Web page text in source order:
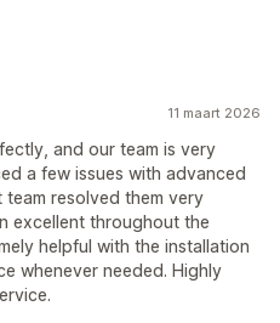
11 maart 2026
and our team is very
a few issues with advanced
resolved them very
excellent throughout the
helpful with the installation
whenever needed. Highly